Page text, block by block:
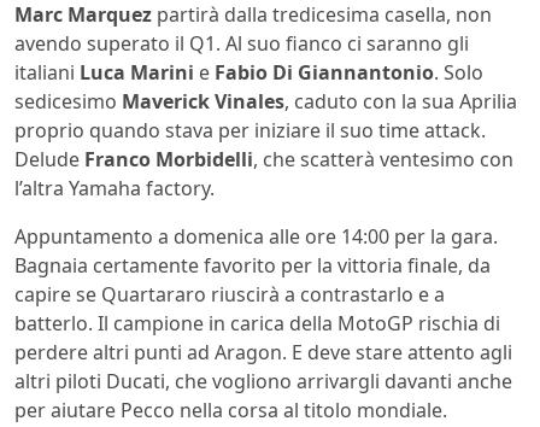
Marc Marquez partirà dalla tredicesima casella, non
avendo superato il Q1. Al suo fianco ci saranno gli
italiani Luca Marini e Fabio Di Giannantonio. Solo
sedicesimo Maverick Vinales, caduto con la sua Aprilia
proprio quando stava per iniziare il suo time attack.
Delude Franco Morbidelli, che scatterà ventesimo con
l’altra Yamaha factory.
Appuntamento a domenica alle ore 14:00 per la gara.
Bagnaia certamente favorito per la vittoria finale, da
capire se Quartararo riuscirà a contrastarlo e a
batterlo. Il campione in carica della MotoGP rischia di
perdere altri punti ad Aragon. E deve stare attento agli
altri piloti Ducati, che vogliono arrivargli davanti anche
per aiutare Pecco nella corsa al titolo mondiale.